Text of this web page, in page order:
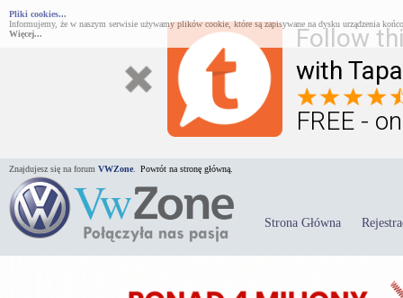
Follow
with
FREE -
Pliki cookies...
Informujemy, że w naszym serwisie używamy plików cookie, które są zapisywane na dysku urządzenia
Więcej...
Znajdujesz się na forum VWZone Powrót na stronę główną.
Strona Główna